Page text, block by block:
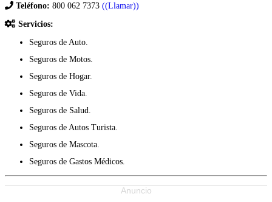
Teléfono: 800 062 7373 ((Llamar))
Servicios:
Seguros de Auto.
Seguros de Motos.
Seguros de Hogar.
Seguros de Vida.
Seguros de Salud.
Seguros de Autos Turista.
Seguros de Mascota.
Seguros de Gastos Médicos.
Anuncio